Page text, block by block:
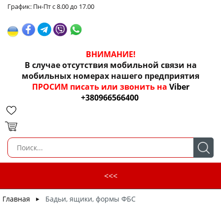
График: Пн-Пт с 8.00 до 17.00
ВНИМАНИЕ!
В случае отсутствия мобильной связи на
мобильных номерах нашего предприятия
ПРОСИМ писать или звонить на Viber
+380966566400
<<<
Главная ► Бадьи, ящики, формы ФБС